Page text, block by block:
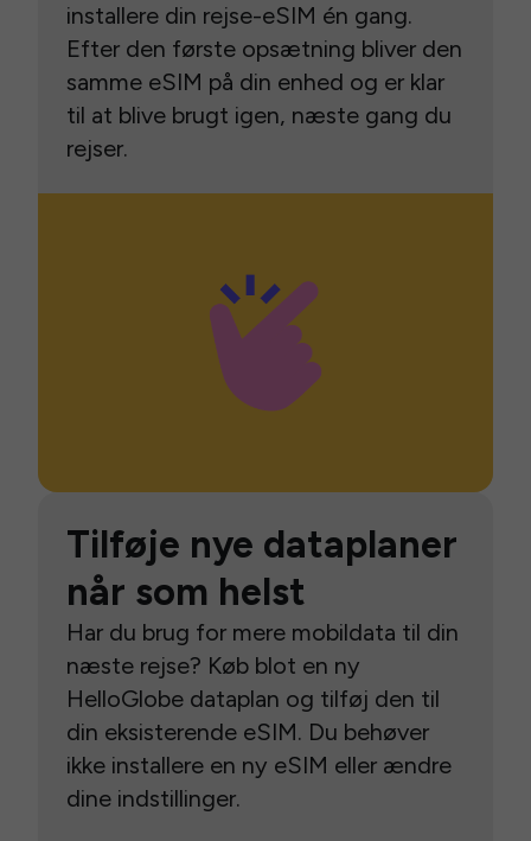
installere din rejse-eSIM én gang.
Efter den første opsætning bliver den
samme eSIM på din enhed og er klar
til at blive brugt igen, næste gang du
rejser.
Tilføje nye dataplaner
når som helst
Har du brug for mere mobildata til din
næste rejse? Køb blot en ny
HelloGlobe dataplan og tilføj den til
din eksisterende eSIM. Du behøver
ikke installere en ny eSIM eller ændre
dine indstillinger.